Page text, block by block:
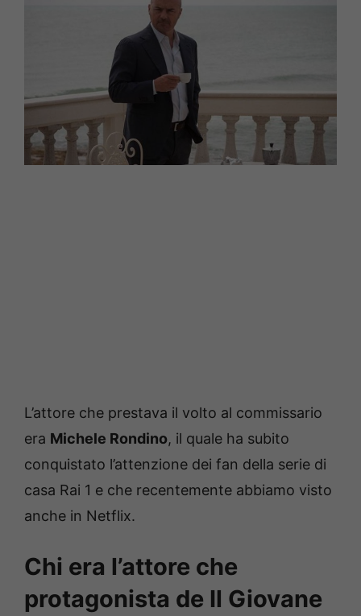
L’attore che prestava il volto al commissario
era Michele Rondino, il quale ha subito
conquistato l’attenzione dei fan della serie di
casa Rai 1 e che recentemente abbiamo visto
anche in Netflix.
Chi era l’attore che
protagonista de Il Giovane